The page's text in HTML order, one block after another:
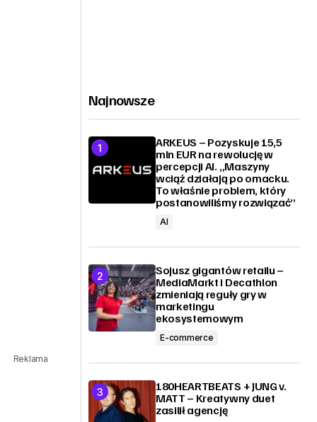
Reklama
Najnowsze
ARKEUS – Pozyskuje 15,5
mln EUR na rewolucję w
percepcji AI. „Maszyny
wciąż działają po omacku.
To właśnie problem, który
postanowiliśmy rozwiązać”
AI
Sojusz gigantów retailu –
MediaMarkt i Decathlon
zmieniają reguły gry w
marketingu
ekosystemowym
E-commerce
180HEARTBEATS + JUNG v.
MATT – Kreatywny duet
zasilił agencję